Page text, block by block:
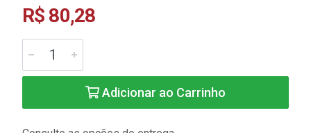
R$ 80,28
Adicionar ao Carrinho